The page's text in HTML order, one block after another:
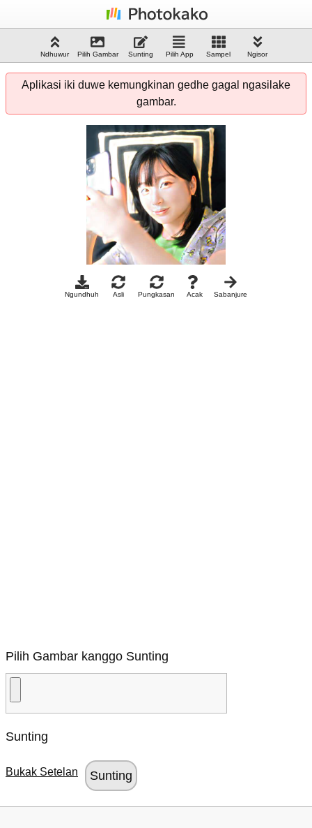
Ndhuwur Pilih Gambar Sunting Pilih App Sampel Ngisor
Aplikasi iki duwe kemungkinan gedhe gagal ngasilake
gambar.
Ngundhuh Asli Pungkasan Acak Sabanjure
Pilih Gambar kanggo Sunting
Sunting
Bukak Setelan